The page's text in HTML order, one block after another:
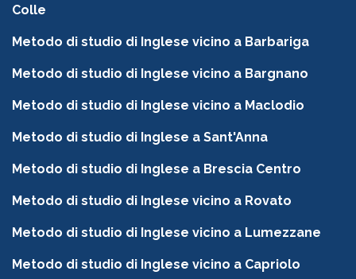
Colle
Metodo di studio di Inglese vicino a Barbariga
Metodo di studio di Inglese vicino a Bargnano
Metodo di studio di Inglese vicino a Maclodio
Metodo di studio di Inglese a Sant'Anna
Metodo di studio di Inglese a Brescia Centro
Metodo di studio di Inglese vicino a Rovato
Metodo di studio di Inglese vicino a Lumezzane
Metodo di studio di Inglese vicino a Capriolo